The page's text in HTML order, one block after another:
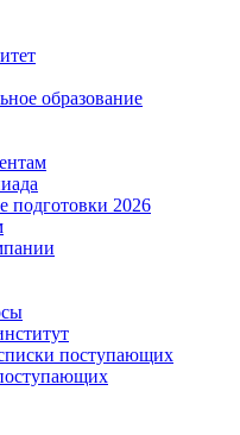
образование
подготовки 2026
поступающих